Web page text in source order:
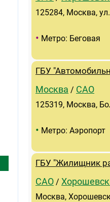
125284, Москва,
• Метро: Беговая
ГБУ
Москва / САО
125319, Москва,
• Метро: Аэропорт
ГБУ "Жилищник
САО /
Москва,